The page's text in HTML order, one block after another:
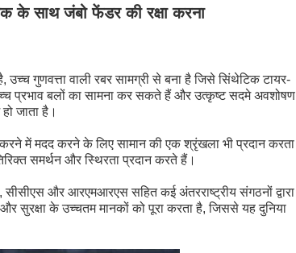
साथ जंबो फेंडर की रक्षा करना
उच्च गुणवत्ता वाली रबर सामग्री से बना है जिसे सिंथेटिक टायर-
प्रभाव बलों का सामना कर सकते हैं और उत्कृष्ट सदमे अवशोषण
जाता है।
में मदद करने के लिए सामान की एक श्रृंखला भी प्रदान करता
समर्थन और स्थिरता प्रदान करते हैं।
और आरएमआरएस सहित कई अंतरराष्ट्रीय संगठनों द्वारा
सुरक्षा के उच्चतम मानकों को पूरा करता है, जिससे यह दुनिया